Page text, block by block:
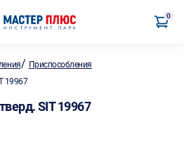
0
/ Приспособления
19967
SIT 19967